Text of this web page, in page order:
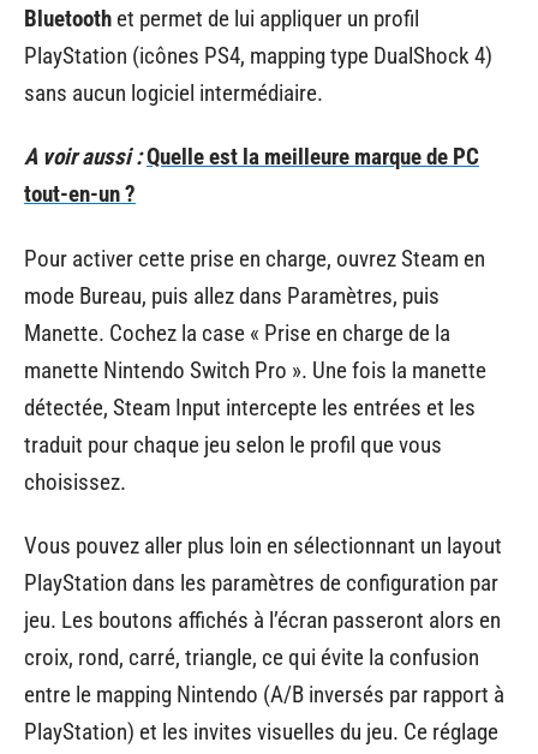
Bluetooth et permet de lui appliquer un profil
PlayStation (icônes PS4, mapping type DualShock 4)
sans aucun logiciel intermédiaire.
A voir aussi :Quelle est la meilleure marque de PC
tout-en-un ?
Pour activer cette prise en charge, ouvrez Steam en
mode Bureau, puis allez dans Paramètres, puis
Manette. Cochez la case « Prise en charge de la
manette Nintendo Switch Pro ». Une fois la manette
détectée, Steam Input intercepte les entrées et les
traduit pour chaque jeu selon le profil que vous
choisissez.
Vous pouvez aller plus loin en sélectionnant un layout
PlayStation dans les paramètres de configuration par
jeu. Les boutons affichés à l’écran passeront alors en
croix, rond, carré, triangle, ce qui évite la confusion
entre le mapping Nintendo (A/B inversés par rapport à
PlayStation) et les invites visuelles du jeu. Ce réglage